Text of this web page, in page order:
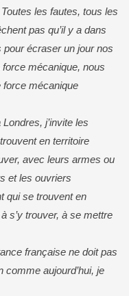
les fautes, tous les
pas qu’il y a dans
écraser un jour nos
force mécanique, nous
force mécanique
j’invite les
en territoire
avec leurs armes ou
et les ouvriers
qui se trouvent en
s’y trouver, à se mettre
française ne doit pas
comme aujourd’hui, je